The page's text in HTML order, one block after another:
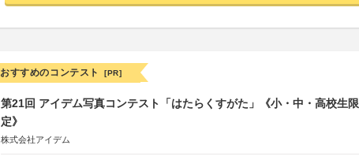
おすすめのコンテスト [PR]
第21回 アイデム写真コンテスト「はたらくすがた」《小・中・高校生限
定》
株式会社アイデム